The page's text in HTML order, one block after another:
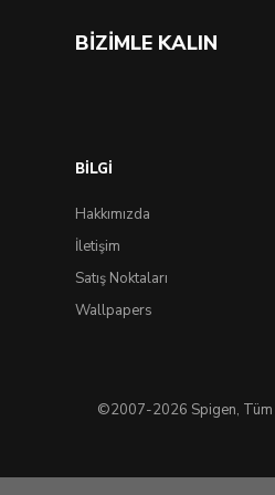
BİZİMLE KALIN
BİLGİ
Hakkımızda
İletişim
Satış Noktaları
Wallpapers
©2007-2026 Spigen, Tüm